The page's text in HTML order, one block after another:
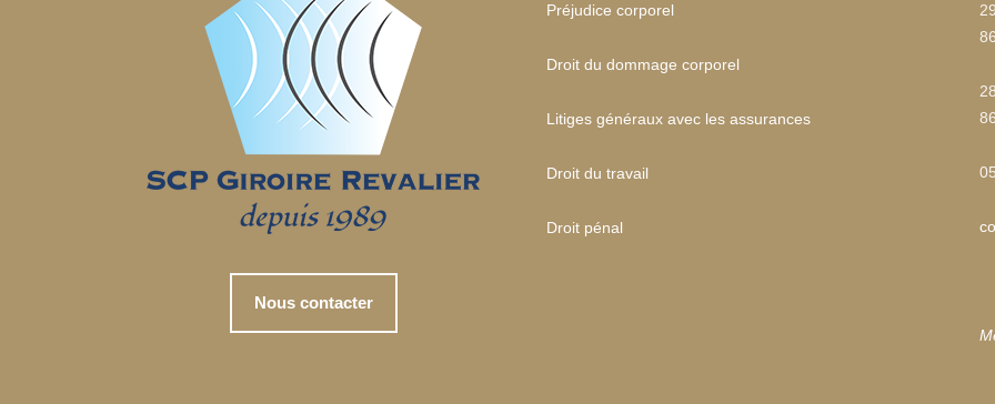
Nous contacter
Préjudice corporel
Droit du dommage corporel
Litiges généraux avec les assurances
Droit du travail
Droit pénal